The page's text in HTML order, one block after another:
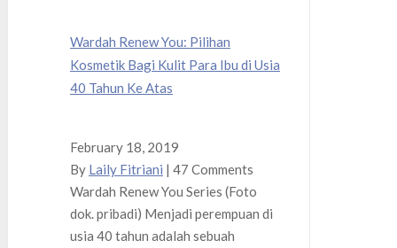
Wardah Renew You: Pilihan
Kosmetik Bagi Kulit Para Ibu di Usia
40 Tahun Ke Atas
February 18, 2019
By Laily Fitriani | 47 Comments
Wardah Renew You Series (Foto
dok. pribadi) Menjadi perempuan di
usia 40 tahun adalah sebuah